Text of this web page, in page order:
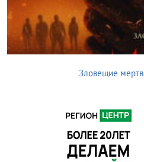
Зловещие